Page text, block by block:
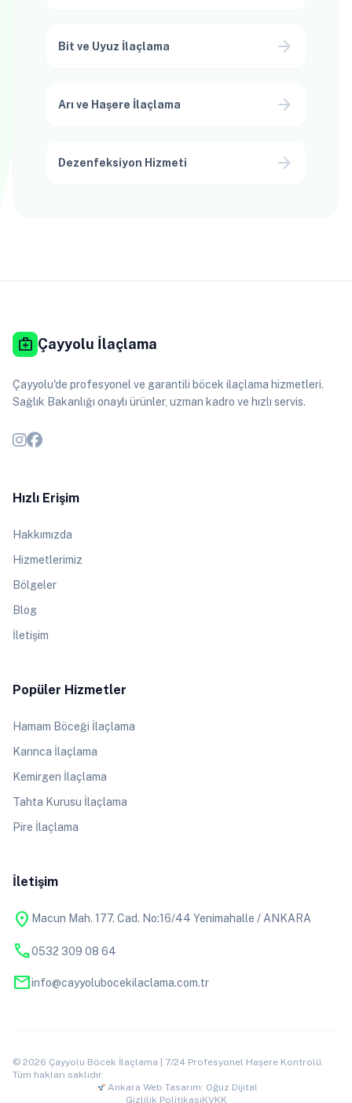
Bit ve Uyuz İlaçlama arrow_forward
Arı ve Haşere İlaçlama arrow_forward
Dezenfeksiyon Hizmeti arrow_forward
medical_services Çayyolu İlaçlama
Çayyolu'de profesyonel ve garantili böcek ilaçlama hizmetleri.
Sağlık Bakanlığı onaylı ürünler, uzman kadro ve hızlı servis.
Hızlı Erişim
Hakkımızda
Hizmetlerimiz
Bölgeler
Blog
İletişim
Popüler Hizmetler
Hamam Böceği İlaçlama
Karınca İlaçlama
Kemirgen İlaçlama
Tahta Kurusu İlaçlama
Pire İlaçlama
İletişim
location_on Macun Mah. 177. Cad. No:16/44 Yenimahalle / ANKARA
phone0532 309 08 64
mailinfo@cayyolubocekilaclama.com.tr
© 2026 Çayyolu Böcek İlaçlama | 7/24 Profesyonel Haşere Kontrolü.
Tüm hakları saklıdır.
Ankara Web Tasarım: Oğuz Dijital
Gizlilik PolitikasıKVKK